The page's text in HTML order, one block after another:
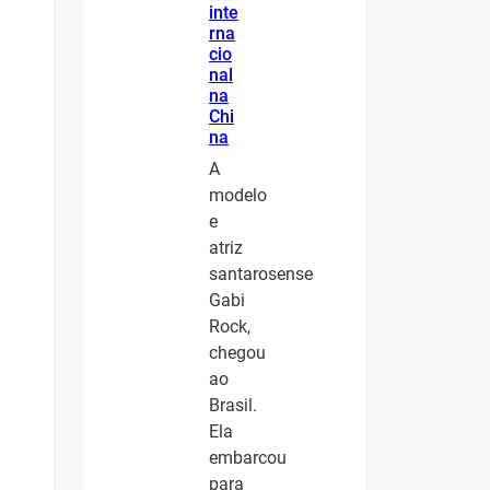
inte
rna
cio
nal
na
Chi
na
A
modelo
e
atriz
santarosense
Gabi
Rock,
chegou
ao
Brasil.
Ela
embarcou
para